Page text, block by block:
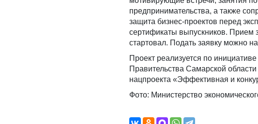
предпринимательства, а также
защита бизнес-проектов перед
сертификаты выпускников. Прием
стартовал. Подать заявку можно
Проект реализуется по
Правительства Самарской
нацпроекта «Эффективная и
Фото: Министерство